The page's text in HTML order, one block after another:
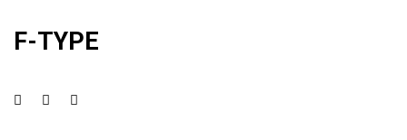
F-TYPE